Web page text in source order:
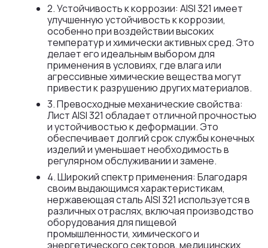
2. Устойчивость к коррозии: AISI 321 имеет
улучшенную устойчивость к коррозии,
особенно при воздействии высоких
температур и химически активных сред. Это
делает его идеальным выбором для
применения в условиях, где влага или
агрессивные химические вещества могут
привести к разрушению других материалов.
3. Превосходные механические свойства:
Лист AISI 321 обладает отличной прочностью
и устойчивостью к деформации. Это
обеспечивает долгий срок службы конечных
изделий и уменьшает необходимость в
регулярном обслуживании и замене.
4. Широкий спектр применения: Благодаря
своим выдающимся характеристикам,
нержавеющая сталь AISI 321 используется в
различных отраслях, включая производство
оборудования для пищевой
промышленности, химического и
энергетического секторов, медицинских